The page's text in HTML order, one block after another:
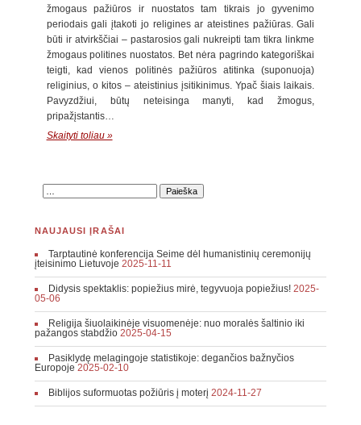
žmogaus pažiūros ir nuostatos tam tikrais jo gyvenimo
periodais gali įtakoti jo religines ar ateistines pažiūras. Gali
būti ir atvirkščiai – pastarosios gali nukreipti tam tikra linkme
žmogaus politines nuostatos. Bet nėra pagrindo kategoriškai
teigti, kad vienos politinės pažiūros atitinka (suponuoja)
religinius, o kitos – ateistinius įsitikinimus. Ypač šiais laikais.
Pavyzdžiui, būtų neteisinga manyti, kad žmogus,
pripažįstantis…
Skaityti toliau »
NAUJAUSI ĮRAŠAI
Tarptautinė konferencija Seime dėl humanistinių ceremonijų
įteisinimo Lietuvoje 2025-11-11
Didysis spektaklis: popiežius mirė, tegyvuoja popiežius! 2025-
05-06
Religija šiuolaikinėje visuomenėje: nuo moralės šaltinio iki
pažangos stabdžio 2025-04-15
Pasiklydę melagingoje statistikoje: degančios bažnyčios
Europoje 2025-02-10
Biblijos suformuotas požiūris į moterį 2024-11-27